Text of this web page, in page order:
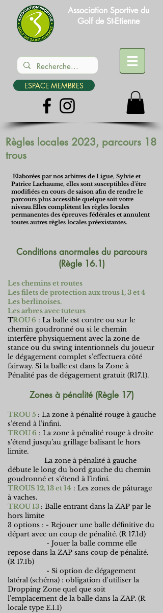
Association Sportive du
Golf de St-Etienne
ESPACE MEMBRES
Règles locales 2023, parcours 18
trous
Elaborées par nos arbitres de Ligue, Sylvie et
Patrice Lachaume, elles sont susceptibles d'être
modifiées en cours de saison afin de rendre le
parcours plus accessible quelque soit votre
niveau.Elles complètent les règles locales
permanentes des épreuves fédérales et annulent
toutes autres règles locales préexistantes.
Conditions anormales du parcours
(Règle 16.1)
Les chemins et routes
Les filets de protection aux trous 1, 3 et 4
Les berlinoises.
Les arbres avec tuteurs
TROU 6 : La balle est contre ou sur le
chemin goudronné ou si le chemin
interfère physiquement avec la zone de
stance ou du swing intentionnels du joueur
le dégagement complet s’effectuera côté
fairway. Si la balle est dans la Zone à
Pénalité pas de dégagement gratuit (R17.1).
Zones à pénalité (Règle 17)
TROU 5 : La zone à pénalité rouge à gauche
s’étend à l’infini.
TROU 6 : La zone à pénalité rouge à droite
s'étend jusqu’au grillage balisant le hors
limite.
La zone à pénalité à gauche
débute le long du bord gauche du chemin
goudronné et s’étend à l’infini.
TROUS 12, 13 et 14 : Les zones de pâturage
à vaches.
TROU 13 : Balle entrant dans la ZAP par le
hors limite
3 options : - Rejouer une balle définitive du
départ avec un coup de pénalité. (R 17.1d)
- Jouer la balle comme elle
repose dans la ZAP sans coup de pénalité.
(R 17.1b)
- Si option de dégagement
latéral (schéma) : obligation d'utiliser la
Dropping Zone quel que soit
l'emplacement de la balle dans la ZAP. (R
locale type E.1.1)